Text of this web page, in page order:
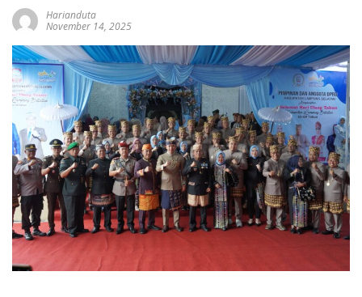
Harianduta
November 14, 2025